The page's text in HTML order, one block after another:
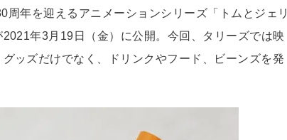
年を迎えるアニメーションシリーズ「トムとジェリ
年3月19日（金）に公開。今回、タリーズでは映
ッズだけでなく、ドリンクやフード、ビーンズを発